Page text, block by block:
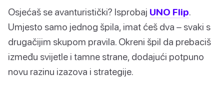
Osjećaš se avanturistički? Isprobaj UNO Flip.
Umjesto samo jednog špila, imat ćeš dva – svaki s
drugačijim skupom pravila. Okreni špil da prebaciš
između svijetle i tamne strane, dodajući potpuno
novu razinu izazova i strategije.